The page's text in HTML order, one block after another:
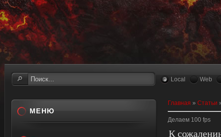
Local Web
Главная » Статьи
Делаем 100 fps
К
МЕНЮ